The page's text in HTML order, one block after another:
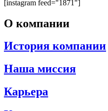
[instagram feed="1871"]
О компании
История компании
Наша миссия
Карьера